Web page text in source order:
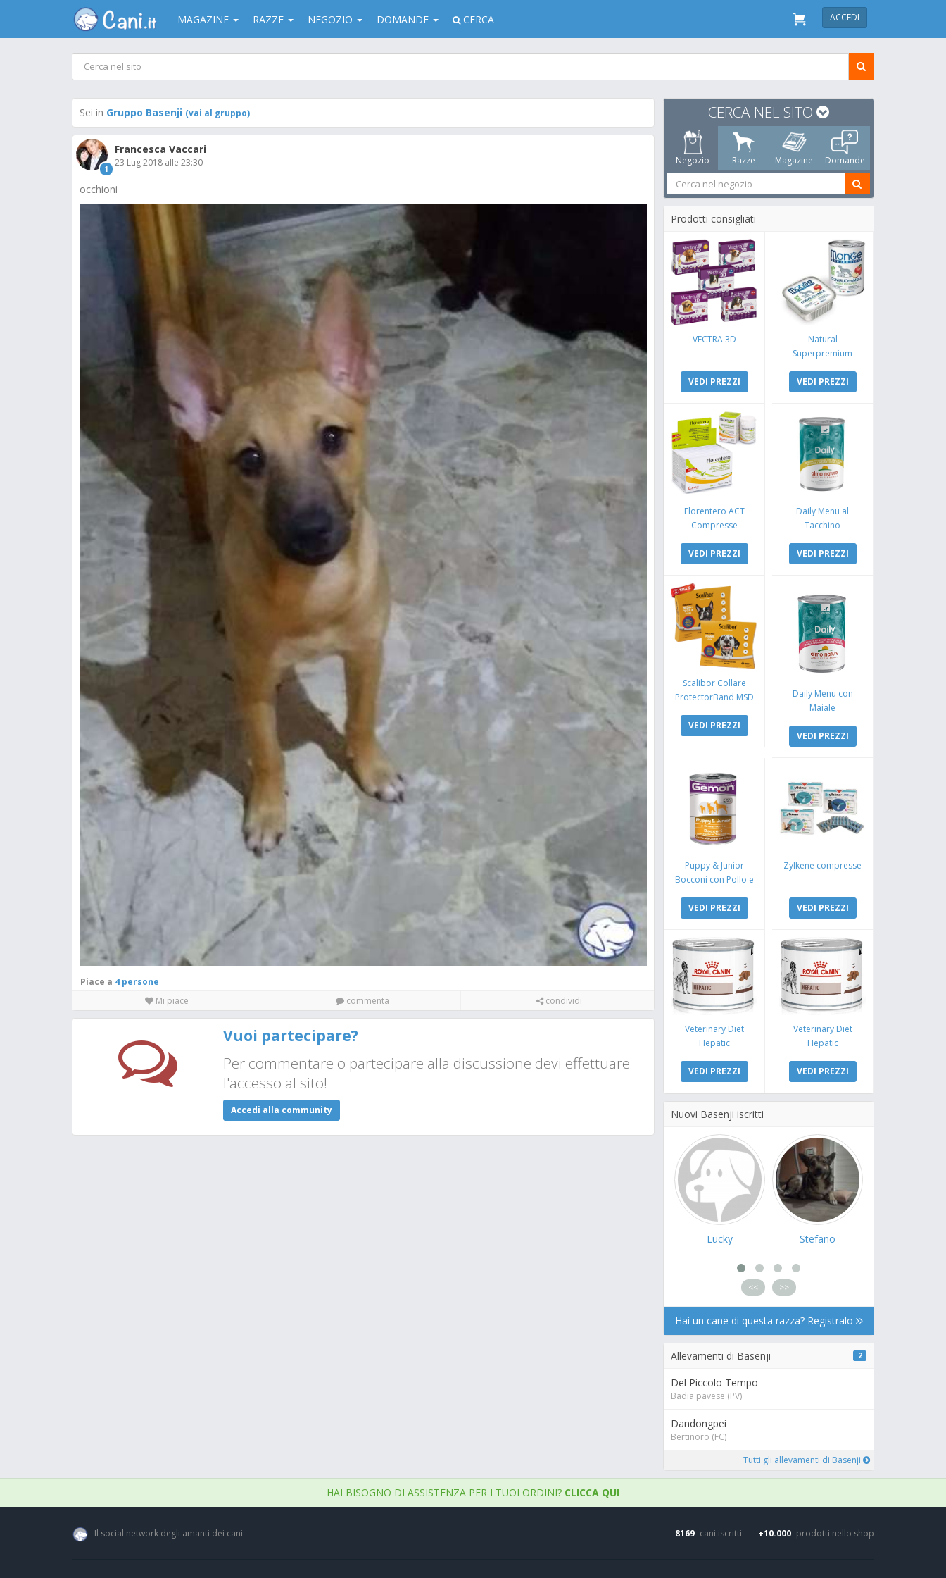
MAGAZINE RAZZE NEGOZIO DOMANDE CERCA ACCEDI
Sei in Gruppo Basenji (vai al gruppo)
1
Francesca Vaccari
23 Lug 2018 alle 23:30
occhioni
Piace a
4 persone
Mi piace
commenta condividi
Vuoi partecipare?
Per commentare o partecipare alla discussione devi effettuare
l'accesso al sito!
Accedi alla community
CERCA NEL SITO
Negozio Razze Magazine Domande
Prodotti consigliati
VECTRA 3D
VEDI PREZZI
Natural
Superpremium
Coniglio e Mela
VEDI PREZZI
Florentero ACT
Compresse
VEDI PREZZI
Daily Menu al
Tacchino
VEDI PREZZI
Scalibor Collare
ProtectorBand MSD
VEDI PREZZI
Daily Menu con
Maiale
VEDI PREZZI
Puppy & Junior
Bocconi con Pollo e
VEDI PREZZI
Zylkene compresse
VEDI PREZZI
Veterinary Diet
Hepatic
VEDI PREZZI
Veterinary Diet
Hepatic
VEDI PREZZI
Nuovi Basenji iscritti
Lucky Stefano
<< >>
Hai un cane di questa razza? Registralo
Allevamenti di Basenji 2
Del Piccolo Tempo
Badia pavese (PV)
Dandongpei
Bertinoro (FC)
Tutti gli allevamenti di Basenji
HAI BISOGNO DI ASSISTENZA PER I TUOI ORDINI? CLICCA QUI
Il social network degli amanti dei cani 8169 cani iscritti +10.000 prodotti nello shop